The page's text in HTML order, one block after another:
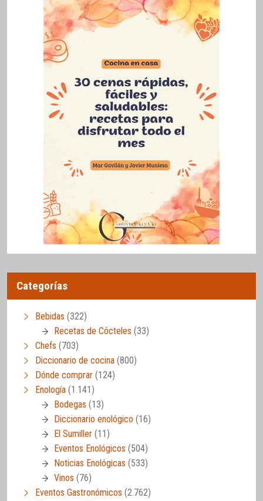
Categorías
Bebidas (322)
Recetas de Cócteles (33)
Chefs (703)
Diccionario de cocina (800)
Dónde comprar (124)
Enología (1.141)
Bodegas (13)
Diccionario enológico (16)
El Sumiller (11)
Eventos Enológicos (504)
Noticias Enológicas (533)
Vinos (76)
Eventos Gastronómicos (2.762)